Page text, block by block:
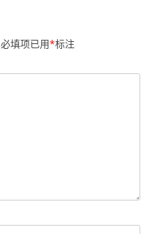
必填项已用*标注